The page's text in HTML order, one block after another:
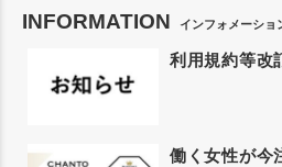
INFORMATION インフォメーショ
利用規約等改
働く女性が今